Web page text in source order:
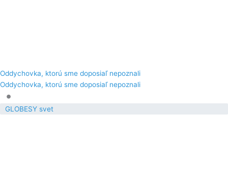
Oddychovka, ktorú sme doposiaľ nepoznali
Oddychovka, ktorú sme doposiaľ nepoznali
•
GLOBESY svet